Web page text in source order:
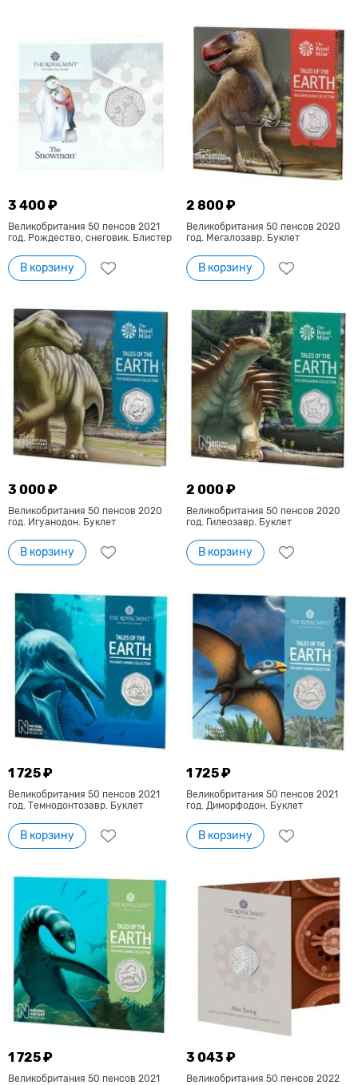
3 400 ₽
Великобритания 50 пенсов 2021
год. Рождество, снеговик. Блистер
В корзину
2 800 ₽
Великобритания 50 пенсов 2020
год. Мегалозавр. Буклет
В корзину
3 000 ₽
Великобритания 50 пенсов 2020
год. Игуанодон. Буклет
В корзину
2 000 ₽
Великобритания 50 пенсов 2020
год. Гилеозавр. Буклет
В корзину
1 725 ₽
Великобритания 50 пенсов 2021
год. Темнодонтозавр. Буклет
В корзину
1 725 ₽
Великобритания 50 пенсов 2021
год. Диморфодон. Буклет
В корзину
1 725 ₽
Великобритания 50 пенсов 2021
3 043 ₽
Великобритания 50 пенсов 2022